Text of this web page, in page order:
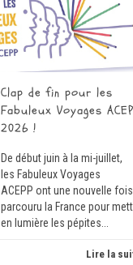
Clap de fin pour les
Fabuleux Voyages
2026 !
De début juin à la mi-juillet,
les Fabuleux Voyages
ACEPP ont une nouvelle fois
parcouru la France pour
en lumière les pépites...
Lire la